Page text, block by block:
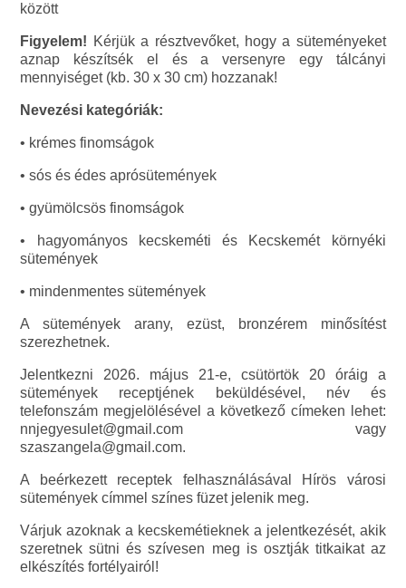
között
Figyelem! Kérjük a résztvevőket, hogy a süteményeket
aznap készítsék el és a versenyre egy tálcányi
mennyiséget (kb. 30 x 30 cm) hozzanak!
Nevezési kategóriák:
• krémes finomságok
• sós és édes aprósütemények
• gyümölcsös finomságok
• hagyományos kecskeméti és Kecskemét környéki
sütemények
• mindenmentes sütemények
A sütemények arany, ezüst, bronzérem minősítést
szerezhetnek.
Jelentkezni 2026. május 21-e, csütörtök 20 óráig a
sütemények receptjének beküldésével, név és
telefonszám megjelölésével a következő címeken lehet:
nnjegyesulet@gmail.com vagy
szaszangela@gmail.com.
A beérkezett receptek felhasználásával Hírös városi
sütemények címmel színes füzet jelenik meg.
Várjuk azoknak a kecskemétieknek a jelentkezését, akik
szeretnek sütni és szívesen meg is osztják titkaikat az
elkészítés fortélyairól!